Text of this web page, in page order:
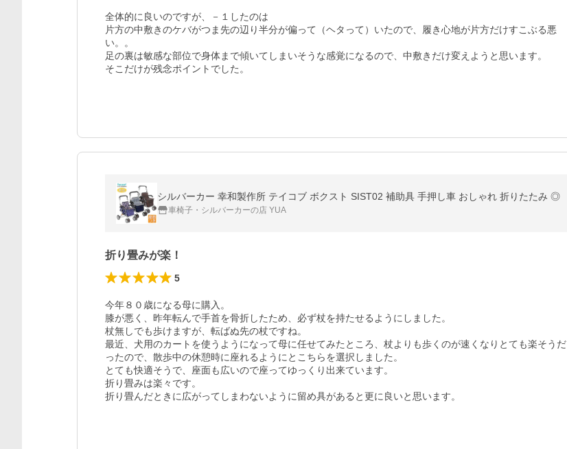
全体的に良いのですが、－１したのは
片方の中敷きのケバがつま先の辺り半分が偏って（ヘタって）いたので、履き心地が片方だけすこぶる悪
い。。
足の裏は敏感な部位で身体まで傾いてしまいそうな感覚になるので、中敷きだけ変えようと思います。
そこだけが残念ポイントでした。
シルバーカー 幸和製作所 テイコブ ボクスト SIST02 補助具 手押し車 おしゃれ 折りたたみ ◎
車椅子・シルバーカーの店 YUA
折り畳みが楽！
5
今年８０歳になる母に購入。
膝が悪く、昨年転んで手首を骨折したため、必ず杖を持たせるようにしました。
杖無しでも歩けますが、転ばぬ先の杖ですね。
最近、犬用のカートを使うようになって母に任せてみたところ、杖よりも歩くのが速くなりとても楽そうだ
ったので、散歩中の休憩時に座れるようにとこちらを選択しました。
とても快適そうで、座面も広いので座ってゆっくり出来ています。
折り畳みは楽々です。
折り畳んだときに広がってしまわないように留め具があると更に良いと思います。